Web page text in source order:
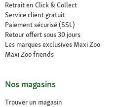
Retrait en Click & Collect
Service client gratuit
Paiement sécurisé (SSL)
Retour offert sous 30 jours
Les marques exclusives Maxi Zoo
Maxi Zoo friends
Nos magasins
Trouver un magasin